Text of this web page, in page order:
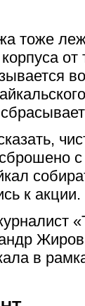
тоже
корпуса
к акции.
в